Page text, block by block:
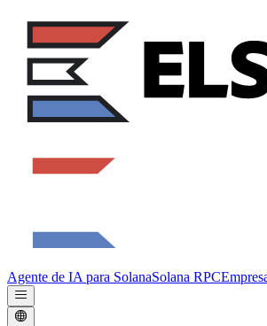
Agente de IA para SolanaSolana RPC